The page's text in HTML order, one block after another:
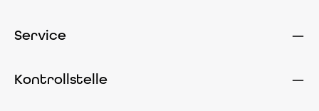
Service
Kontrollstelle